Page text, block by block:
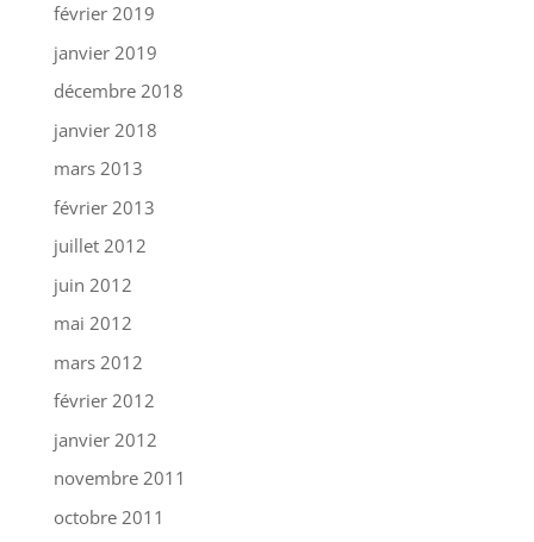
février 2019
janvier 2019
décembre 2018
janvier 2018
mars 2013
février 2013
juillet 2012
juin 2012
mai 2012
mars 2012
février 2012
janvier 2012
novembre 2011
octobre 2011